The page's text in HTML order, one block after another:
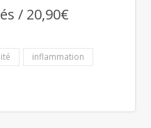
/ 20,90€
inflammation